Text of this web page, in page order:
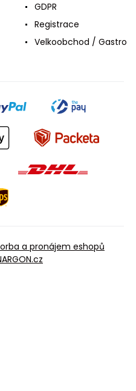
GDPR
Registrace
Velkoobchod / Gastro
a pronájem eshopů